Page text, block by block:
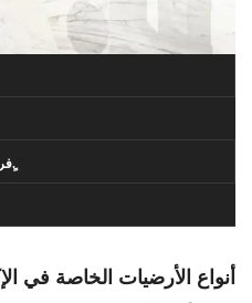
أنواع الأرضيات الخاصة في